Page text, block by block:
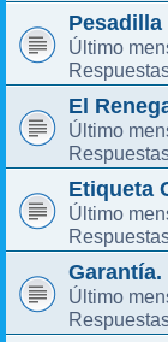
Último
El
Último
Etiqueta
Último
Garantía.
Último